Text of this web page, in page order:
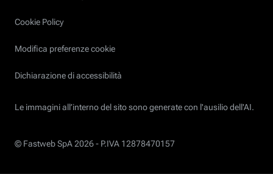
Cookie Policy
Modifica preferenze cookie
Dichiarazione di accessibilità
Le immagini all’interno del sito sono generate con l'ausilio dell'AI.
© Fastweb SpA 2026 - P.IVA 12878470157